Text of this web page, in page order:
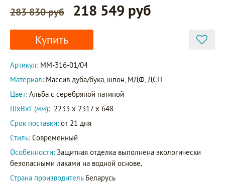
283 830 руб 218 549 руб
Купить
Артикул: ММ-316-01/04
Материал: Массив дуба/бука, шпон, МДФ, ДСП
Цвет: Альба с серебряной патиной
ШxВxГ (мм): 2233 x 2317 x 648
Срок поставки: от 21 дня
Стиль: Современный
Особенности: Защитная отделка выполнена экологически
безопасными лаками на водной основе.
Страна производитель Беларусь